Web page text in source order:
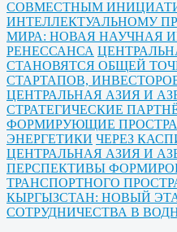
СОВМЕСТНЫМ
ИНТЕЛЛЕКТУАЛЬНОМУ
МИРА: НОВАЯ НАУЧНАЯ
РЕНЕССАНСА
СТАНОВЯТСЯ ОБЩЕЙ
СТАРТАПОВ,
ЦЕНТРАЛЬНАЯ АЗИЯ И
СТРАТЕГИЧЕСКИЕ
ФОРМИРУЮЩИЕ
ЭНЕРГЕТИКИ ЧЕРЕЗ
ЦЕНТРАЛЬНАЯ АЗИЯ И
ПЕРСПЕКТИВЫ
ТРАНСПОРТНОГО
КЫРГЫЗСТАН: НОВЫЙ
СОТРУДНИЧЕСТВА В